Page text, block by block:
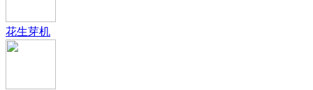
花生芽机